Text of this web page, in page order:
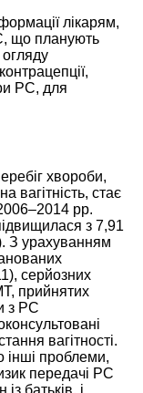
лікарям,
що планують
огляду
РС, для
хвороби,
вагітність, стає
рр.
з 7,91
З урахуванням
серйозних
прийнятих
з РС
вагітності.
інші проблеми,
передачі РС
батьків, і